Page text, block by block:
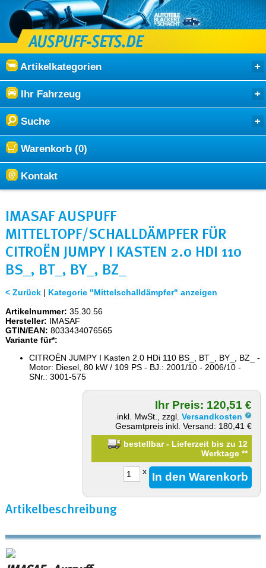
Artikelkategorien
Ihr Fahrzeug
Suche
Warenkorb (0)
Kontakt
IMASAF AUSPUFF
MITTELTOPF/SCHALLDÄMPFER FÜR
CITROËN JUMPY I KASTEN 2.0 HDI 110
BS_, BT_, BY_, BZ_
< Zurück| Kategorie "Mittelschalldämpfer" anzeigen
Artikelnummer: 35.30.56
Hersteller: IMASAF
GTIN/EAN: 8033434076565
Variante für*:
CITROËN JUMPY I Kasten 2.0 HDi 110 BS_, BT_, BY_, BZ_ -
Motor: Diesel, 80 kW / 109 PS - BJ.: 2001/10 - 2006/10 -
SNr.: 3001-575
Ihr Preis: 120,51 €
inkl. MwSt., zzgl.Versandkosten
Gesamtpreis inkl. Versand: 180,41 €
bestellbar - Lieferzeit bis zu 12
Werktage**
x
Artikelbeschreibung